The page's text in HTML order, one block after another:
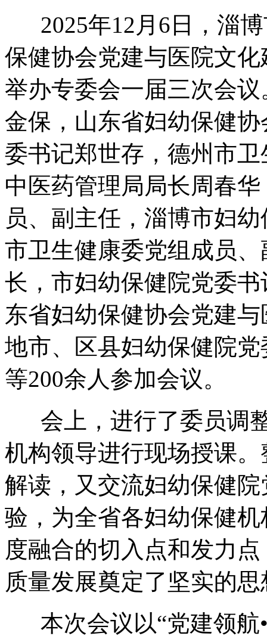
2025年12月6日，淄博
保健协会党建与医院文
举办专委会一届三次会
金保，山东省妇幼保健
委书记郑世存，德州市
中医药管理局局长周春
员、副主任，淄博市妇
市卫生健康委党组成员
长，市妇幼保健院党委
东省妇幼保健协会党建
地市、区县妇幼保健院
等200余人参加会议。
会上，进行了委员调
机构领导进行现场授课
解读，又交流妇幼保健
验，为全省各妇幼保健
度融合的切入点和发力
质量发展奠定了坚实的
本次会议以“党建领航